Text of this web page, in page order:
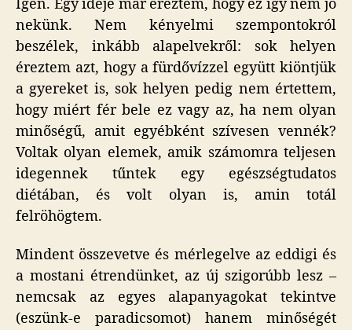
Igen. Egy ideje már éreztem, hogy ez így nem jó
nekünk. Nem kényelmi szempontokról
beszélek, inkább alapelvekről: sok helyen
éreztem azt, hogy a fürdővízzel együtt kiöntjük
a gyereket is, sok helyen pedig nem értettem,
hogy miért fér bele ez vagy az, ha nem olyan
minőségű, amit egyébként szívesen vennék?
Voltak olyan elemek, amik számomra teljesen
idegennek tűntek egy egészségtudatos
diétában, és volt olyan is, amin totál
felröhögtem.
Mindent összevetve és mérlegelve az eddigi és
a mostani étrendünket, az új szigorúbb lesz –
nemcsak az egyes alapanyagokat tekintve
(eszünk-e paradicsomot) hanem minőségét